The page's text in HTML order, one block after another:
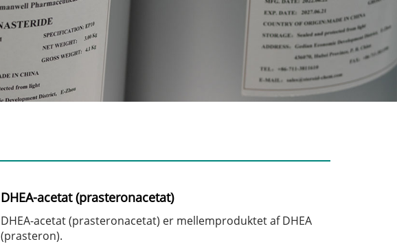
DHEA-acetat (prasteronacetat)
DHEA-acetat (prasteronacetat) er mellemproduktet af DHEA
(prasteron).